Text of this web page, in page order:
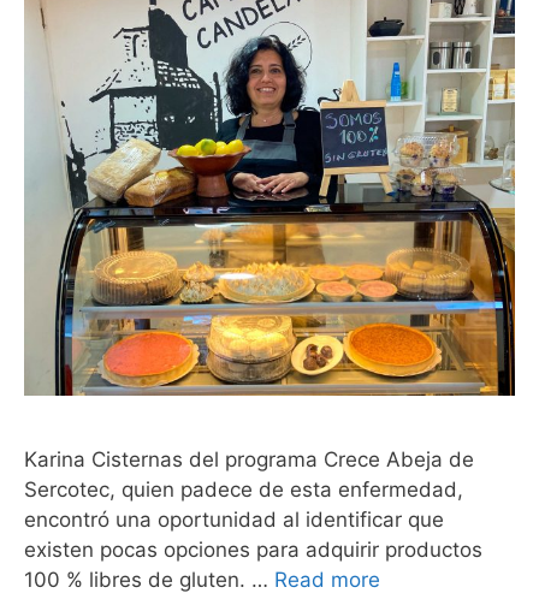
Karina Cisternas del programa Crece Abeja de
Sercotec, quien padece de esta enfermedad,
encontró una oportunidad al identificar que
existen pocas opciones para adquirir productos
100 % libres de gluten. … Read more